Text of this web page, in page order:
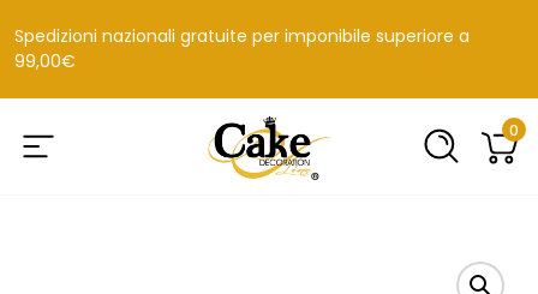
Spedizioni nazionali gratuite per imponibile superiore a
99,00€
0